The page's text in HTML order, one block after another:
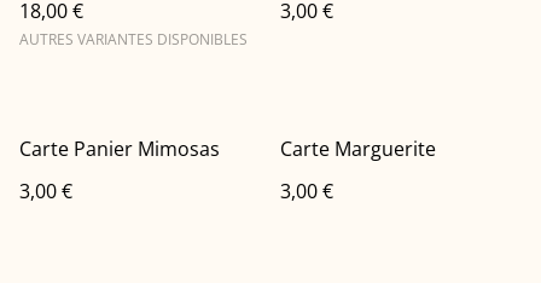
18,00 €
AUTRES VARIANTES DISPONIBLES
3,00 €
Carte Panier Mimosas
3,00 €
Carte Marguerite
3,00 €